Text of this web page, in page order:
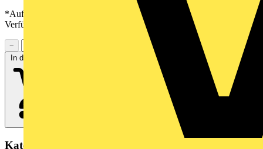
*Auf Anfrage verfügbar - bitte in den Warenkorb legen, um
Verfügbarkeit zu prüfen
−
In den Warenkorb
Kategorien